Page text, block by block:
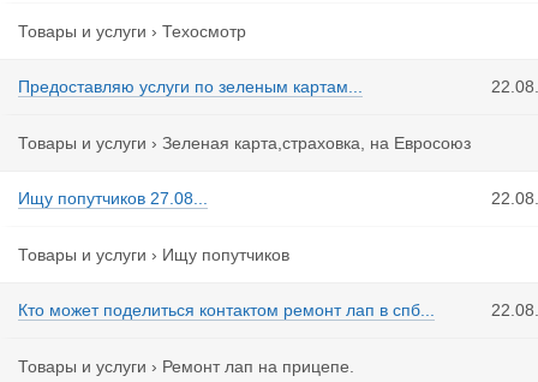
Товары и услуги › Техосмотр
Предоставляю услуги по зеленым картам...
Товары и услуги › Зеленая карта,страховка, на Евросоюз
Ищу попутчиков 27.08...
Товары и услуги › Ищу попутчиков
Кто может поделиться контактом ремонт лап в спб...
Товары и услуги › Ремонт лап на прицепе.